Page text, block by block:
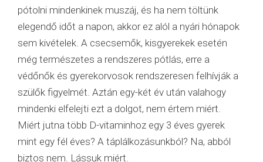
pótolni mindenkinek muszáj, és ha nem töltünk
elegendő időt a napon, akkor ez alól a nyári hónapok
sem kivételek. A csecsemők, kisgyerekek esetén
még természetes a rendszeres pótlás, erre a
védőnők és gyerekorvosok rendszeresen felhívják a
szülők figyelmét. Aztán egy-két év után valahogy
mindenki elfelejti ezt a dolgot, nem értem miért.
Miért jutna több D-vitaminhoz egy 3 éves gyerek
mint egy fél éves? A táplálkozásunkból? Na, abból
biztos nem. Lássuk miért.